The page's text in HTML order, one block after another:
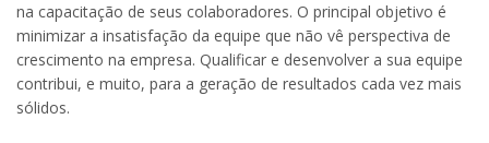
na capacitação de seus colaboradores. O principal objetivo é
minimizar a insatisfação da equipe que não vê perspectiva de
crescimento na empresa. Qualificar e desenvolver a sua equipe
contribui, e muito, para a geração de resultados cada vez mais
sólidos.